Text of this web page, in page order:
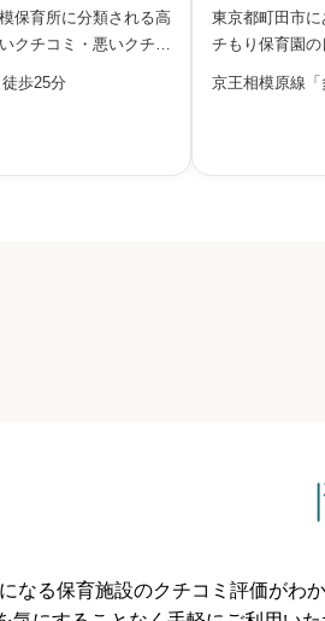
前の使用はご遠慮ください。
びください   
保育所に分類される高
クチコミ・悪いクチコ
します。同園は、子ど
歩25分
東京都町田市
チもり保育園
わせて評判を
京王相模原線
なる保育施設のクチコミ評価がわ